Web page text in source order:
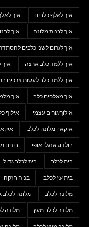
איך לאלף כלבים איך
איך לבנות מלונה איך
איך לגרום לשני כלבים להסתדר
איך ללמד כלב ארצה איך
איך ללמד כלב לעשות צרכים
איך מאלפים כלב איך
אילוף גורים עצמי אילוף
איקאה מלונה לכלב
בולדוג אנגלי אופי בונים
בית לכלב בית לכלב גדול
בית עץ לכלב בניה חזקה
מלונה לכלב מלונה לכלב
מלונה לכלב מעץ מלונה